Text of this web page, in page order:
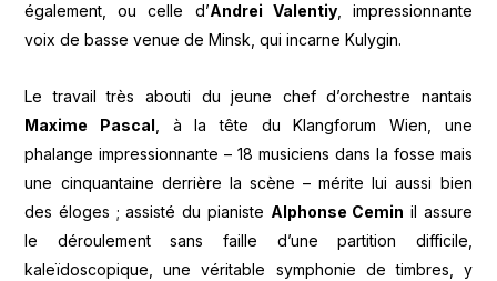
également, ou celle d’Andrei Valentiy, impressionnante
voix de basse venue de Minsk, qui incarne Kulygin.
Le travail très abouti du jeune chef d’orchestre nantais
Maxime Pascal , à la tête du Klangforum Wien, une
phalange impressionnante – 18 musiciens dans la fosse mais
une cinquantaine derrière la scène – mérite lui aussi bien
des éloges ; assisté du pianiste Alphonse Cemin il assure
le déroulement sans faille d’une partition difficile,
kaleïdoscopique, une véritable symphonie de timbres, y